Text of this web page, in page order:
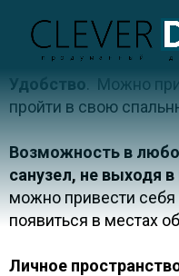
Плюсы отдельного
Удобство. Можно
пройти в свою
Возможность в
санузел, не выходя
можно привести себя
появиться в местах
Личное